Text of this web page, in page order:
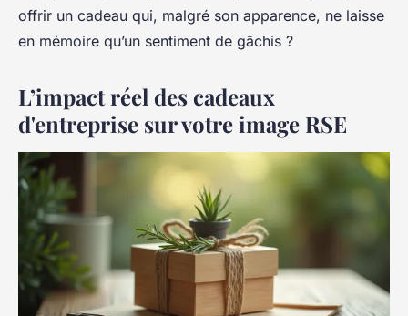
offrir un cadeau qui, malgré son apparence, ne laisse
en mémoire qu’un sentiment de gâchis ?
L’impact réel des cadeaux
d'entreprise sur votre image RSE